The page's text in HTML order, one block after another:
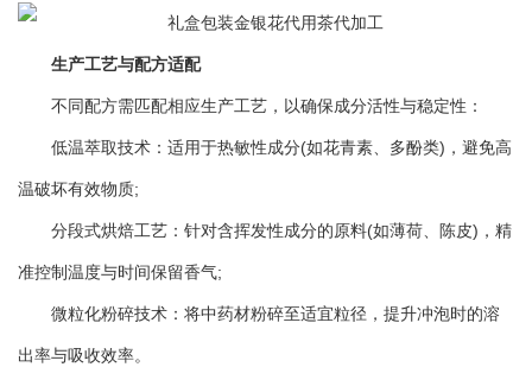
生产工艺与配方适配
不同配方需匹配相应生产工艺，以确保成分活性与稳定性：
低温萃取技术：适用于热敏性成分(如花青素、多酚类)，避免高
温破坏有效物质;
分段式烘焙工艺：针对含挥发性成分的原料(如薄荷、陈皮)，精
准控制温度与时间保留香气;
微粒化粉碎技术：将中药材粉碎至适宜粒径，提升冲泡时的溶
出率与吸收效率。